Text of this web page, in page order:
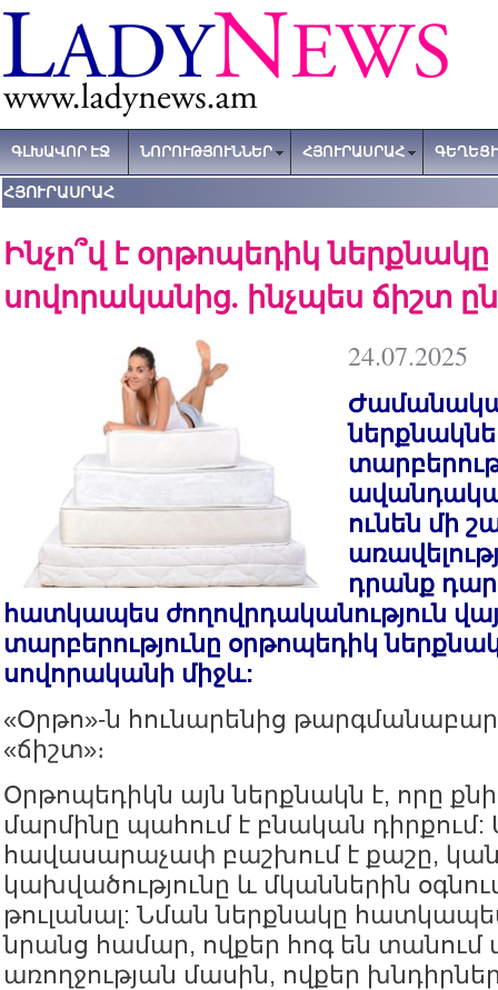
ԳԼԽԱՎՈՐ ԷՋ ՆՈՐՈՒԹՅՈՒՆՆԵՐ ՀՅՈՒՐԱՍՐԱՀ
ՀՅՈՒՐԱՍՐԱՀ
Ինչո՞վ է օրթոպեդիկ
սովորականից. ինչպես ճիշտ
24.07.2025
ունեն մի
դրանք
հատկապես ժողովրդականություն
տարբերությունը օրթոպեդիկ
սովորականի միջև:
«Օրթո»-ն հունարենից
«ճիշտ»։
Օրթոպեդիկն այն ներքնակն է, որը
մարմինը պահում է բնական դիրքում:
հավասարաչափ բաշխում է քաշը,
կախվածությունը և մկաններին
թուլանալ: Նման ներքնակը
նրանց համար, ովքեր հոգ են տանում
առողջության մասին, ովքեր